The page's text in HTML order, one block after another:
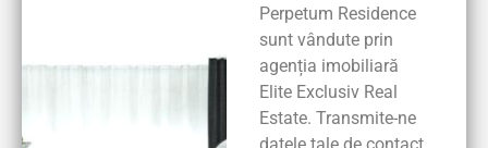
Perpetum Residence
sunt vândute prin
agenția imobiliară
Elite Exclusiv Real
Estate. Transmite-ne